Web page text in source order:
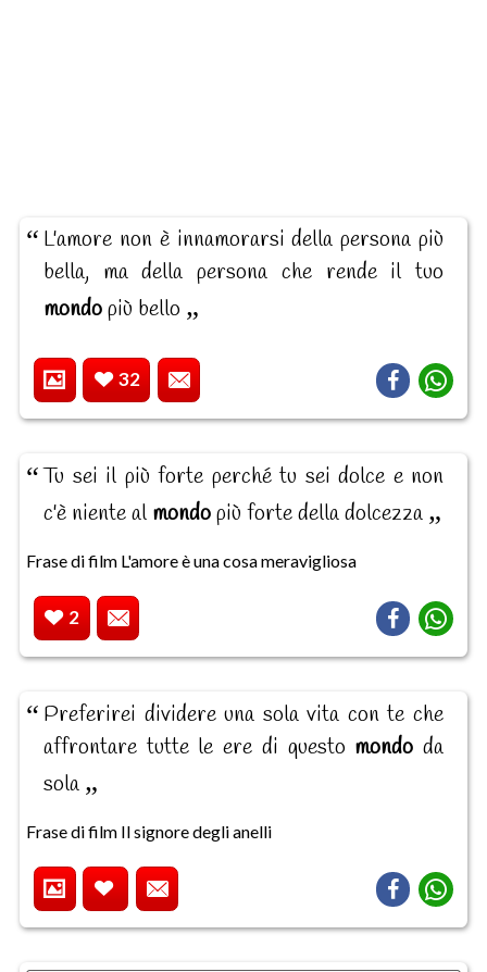
L'amore non è innamorarsi della persona più
bella, ma della persona che rende il tuo
mondopiù bello
32
Tu sei il più forte perché tu sei dolce e non
c'è niente al mondopiù forte della dolcezza
Frase di film L'amore è una cosa meravigliosa
2
Preferirei dividere una sola vita con te che
affrontare tutte le ere di questo mondo da
sola
Frase di film Il signore degli anelli